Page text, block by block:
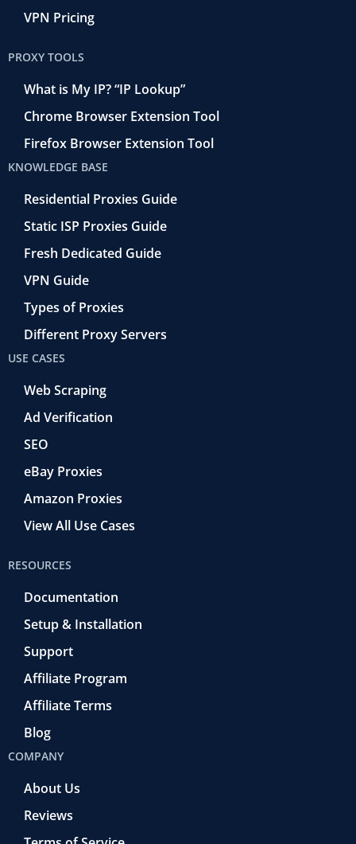
VPN Pricing
PROXY TOOLS
What is My IP? “IP Lookup”
Chrome Browser Extension Tool
Firefox Browser Extension Tool
KNOWLEDGE BASE
Residential Proxies Guide
Static ISP Proxies Guide
Fresh Dedicated Guide
VPN Guide
Types of Proxies
Different Proxy Servers
USE CASES
Web Scraping
Ad Verification
SEO
eBay Proxies
Amazon Proxies
View All Use Cases
RESOURCES
Documentation
Setup & Installation
Support
Affiliate Program
Affiliate Terms
Blog
COMPANY
About Us
Reviews